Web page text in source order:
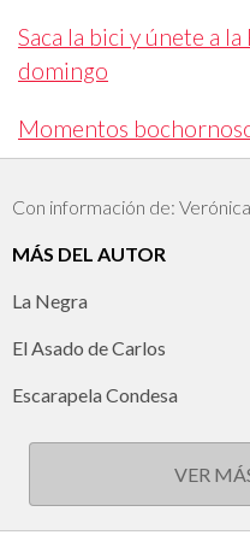
Saca la bici y únete a
domingo
Momentos
Con información de:
MÁS DEL AUTOR
La Negra
El Asado de Carlos
Escarapela Condesa
VER